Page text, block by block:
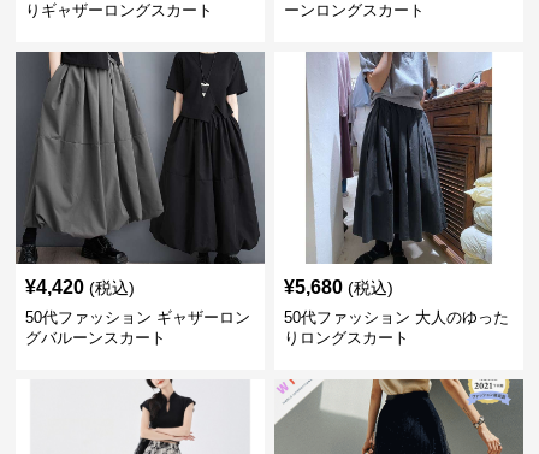
りギャザーロングスカート
ーンロングスカート
¥4,420 (税込)
50代ファッション ギャザーロン
グバルーンスカート
¥5,680 (税込)
50代ファッション 大人のゆった
りロングスカート